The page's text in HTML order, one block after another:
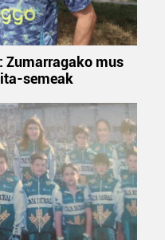
diguzu.Gehiago
Zumarragako mus
semeak